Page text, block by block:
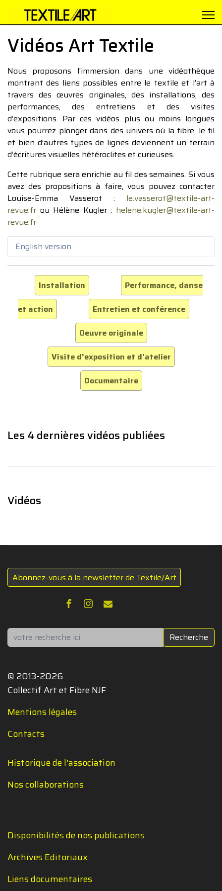
Vidéos Art Textile
Nous proposons l’immersion dans une vidéothèque
montrant des liens possibles entre le textile et l’art à
travers des œuvres originales, des installations, des
performances, des entretiens et des visites
d’expositions. Par ces vidéos plus ou moins longues
vous pourrez plonger dans des univers où la fibre, le fil
et bien d’autres types de lignes deviennent un terrain
d’écritures visuelles hétéroclites et curieuses.
Cette rubrique sera enrichie au fil des semaines. Si vous
avez des propositions à faire, vous pouvez contacter
Louise-Emma Vasserot : le.vasserot@textile-art-
revue.fr ou Hélène Kugler : helene.kugler@textile-art-
revue.fr
English version
Installation
Performance, danse
et action
Entretien et conférence
Oeuvre originale
Visite d'exposition et d'atelier
Documentaire
Les 4 dernières vidéos publiées
Vidéos
Abonnez-vous à la newsletter de Textile/Art
Rechercher Recherche
© 2013-2026
Collectif Art et Fibre NJF
Mentions légales
Contacts
Historique de l'association
Nos collaborations
Disponibilités de nos publications
Archives Editoriaux
Liens documentaires